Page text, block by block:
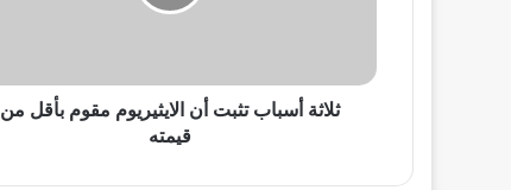
قيمته
ثلاثة أسباب تثبت أن الايثيريوم مقوم بأقل من
قيمته